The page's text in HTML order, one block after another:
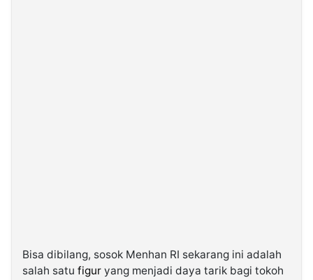
Bisa dibilang, sosok Menhan RI sekarang ini adalah
salah satu figur yang menjadi daya tarik bagi tokoh